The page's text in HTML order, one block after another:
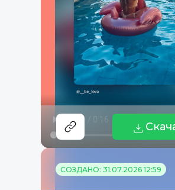
СОЗДАНО: 31.07.2026 12:59